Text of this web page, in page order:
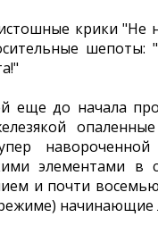
крики "Не
шепоты:
еще до начала
элементами в
и почти
начинающие